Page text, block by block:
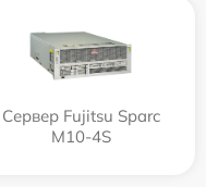
Сервер Fujitsu Sparc
M10-4S